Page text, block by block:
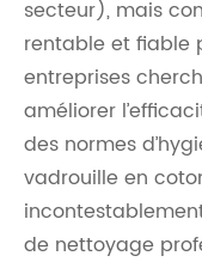
secteur), mais
rentable et fiable
entreprises
améliorer
des normes
vadrouille en
de nettoyage